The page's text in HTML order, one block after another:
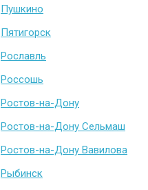
Пушкино
Пятигорск
Рославль
Россошь
Ростов-на-Дону
Ростов-на-Дону Сельмаш
Ростов-на-Дону Вавилова
Рыбинск